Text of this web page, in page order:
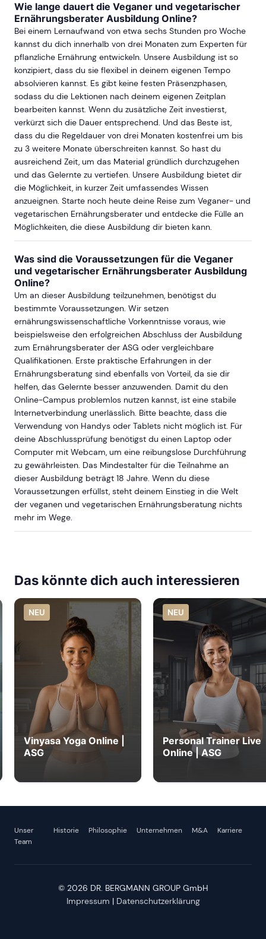
Wie lange dauert die Veganer und vegetarischer
Ernährungsberater Ausbildung Online?
Bei einem Lernaufwand von etwa sechs Stunden pro Woche
kannst du dich innerhalb von drei Monaten zum Experten für
pflanzliche Ernährung entwickeln. Unsere Ausbildung ist so
konzipiert, dass du sie flexibel in deinem eigenen Tempo
absolvieren kannst. Es gibt keine festen Präsenzphasen,
sodass du die Lektionen nach deinem eigenen Zeitplan
bearbeiten kannst. Wenn du zusätzliche Zeit investierst,
verkürzt sich die Dauer entsprechend. Und das Beste ist,
dass du die Regeldauer von drei Monaten kostenfrei um bis
zu 3 weitere Monate überschreiten kannst. So hast du
ausreichend Zeit, um das Material gründlich durchzugehen
und das Gelernte zu vertiefen. Unsere Ausbildung bietet dir
die Möglichkeit, in kurzer Zeit umfassendes Wissen
anzueignen. Starte noch heute deine Reise zum Veganer- und
vegetarischen Ernährungsberater und entdecke die Fülle an
Möglichkeiten, die diese Ausbildung dir bieten kann.
Was sind die Voraussetzungen für die Veganer
und vegetarischer Ernährungsberater Ausbildung
Online?
Um an dieser Ausbildung teilzunehmen, benötigst du
bestimmte Voraussetzungen. Wir setzen
ernährungswissenschaftliche Vorkenntnisse voraus, wie
beispielsweise den erfolgreichen Abschluss der Ausbildung
zum Ernährungsberater der ASG oder vergleichbare
Qualifikationen. Erste praktische Erfahrungen in der
Ernährungsberatung sind ebenfalls von Vorteil, da sie dir
helfen, das Gelernte besser anzuwenden. Damit du den
Online-Campus problemlos nutzen kannst, ist eine stabile
Internetverbindung unerlässlich. Bitte beachte, dass die
Verwendung von Handys oder Tablets nicht möglich ist. Für
deine Abschlussprüfung benötigst du einen Laptop oder
Computer mit Webcam, um eine reibungslose Durchführung
zu gewährleisten. Das Mindestalter für die Teilnahme an
dieser Ausbildung beträgt 18 Jahre. Wenn du diese
Voraussetzungen erfüllst, steht deinem Einstieg in die Welt
der veganen und vegetarischen Ernährungsberatung nichts
mehr im Wege.
Das könnte dich auch interessieren
NEU
Vinyasa Yoga Online |
ASG
NEU
Personal Trainer Live
Online | ASG
Unser
Team
Historie Philosophie Unternehmen M&A Karriere
© 2026 DR. BERGMANN GROUP GmbH
Impressum | Datenschutzerklärung